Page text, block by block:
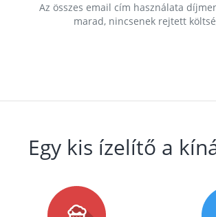
Az összes email cím használata
marad, nincsenek rejtett
Egy kis ízelítő a